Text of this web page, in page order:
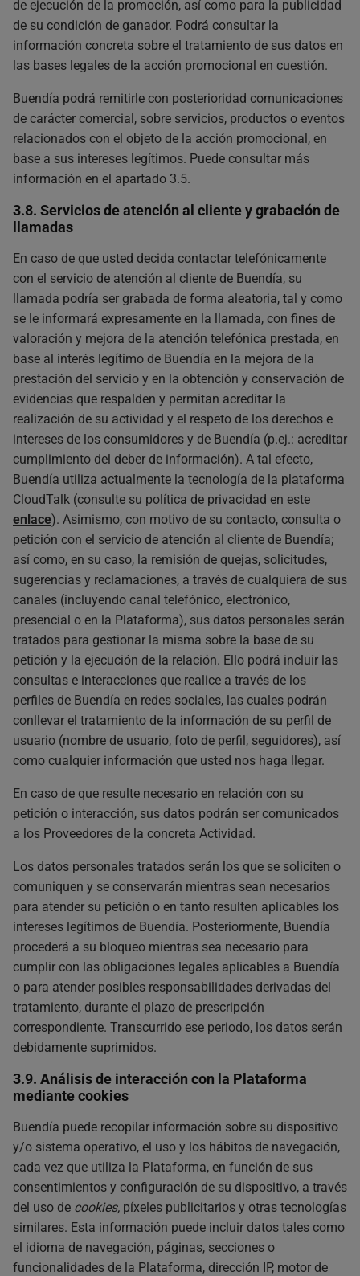
de ejecución de la promoción, así como para la publicidad
de su condición de ganador. Podrá consultar la
información concreta sobre el tratamiento de sus datos en
las bases legales de la acción promocional en cuestión.
Buendía podrá remitirle con posterioridad comunicaciones
de carácter comercial, sobre servicios, productos o eventos
relacionados con el objeto de la acción promocional, en
base a sus intereses legítimos. Puede consultar más
información en el apartado 3.5.
3.8. Servicios de atención al cliente y grabación de
llamadas
En caso de que usted decida contactar telefónicamente
con el servicio de atención al cliente de Buendía, su
llamada podría ser grabada de forma aleatoria, tal y como
se le informará expresamente en la llamada, con fines de
valoración y mejora de la atención telefónica prestada, en
base al interés legítimo de Buendía en la mejora de la
prestación del servicio y en la obtención y conservación de
evidencias que respalden y permitan acreditar la
realización de su actividad y el respeto de los derechos e
intereses de los consumidores y de Buendía (p.ej.: acreditar
cumplimiento del deber de información). A tal efecto,
Buendía utiliza actualmente la tecnología de la plataforma
CloudTalk (consulte su política de privacidad en este
enlace). Asimismo, con motivo de su contacto, consulta o
petición con el servicio de atención al cliente de Buendía;
así como, en su caso, la remisión de quejas, solicitudes,
sugerencias y reclamaciones, a través de cualquiera de sus
canales (incluyendo canal telefónico, electrónico,
presencial o en la Plataforma), sus datos personales serán
tratados para gestionar la misma sobre la base de su
petición y la ejecución de la relación. Ello podrá incluir las
consultas e interacciones que realice a través de los
perfiles de Buendía en redes sociales, las cuales podrán
conllevar el tratamiento de la información de su perfil de
usuario (nombre de usuario, foto de perfil, seguidores), así
como cualquier información que usted nos haga llegar.
En caso de que resulte necesario en relación con su
petición o interacción, sus datos podrán ser comunicados
a los Proveedores de la concreta Actividad.
Los datos personales tratados serán los que se soliciten o
comuniquen y se conservarán mientras sean necesarios
para atender su petición o en tanto resulten aplicables los
intereses legítimos de Buendía. Posteriormente, Buendía
procederá a su bloqueo mientras sea necesario para
cumplir con las obligaciones legales aplicables a Buendía
o para atender posibles responsabilidades derivadas del
tratamiento, durante el plazo de prescripción
correspondiente. Transcurrido ese periodo, los datos serán
debidamente suprimidos.
3.9. Análisis de interacción con la Plataforma
mediante cookies
Buendía puede recopilar información sobre su dispositivo
y/o sistema operativo, el uso y los hábitos de navegación,
cada vez que utiliza la Plataforma, en función de sus
consentimientos y configuración de su dispositivo, a través
del uso de cookies, píxeles publicitarios y otras tecnologías
similares. Esta información puede incluir datos tales como
el idioma de navegación, páginas, secciones o
funcionalidades de la Plataforma, dirección IP, motor de